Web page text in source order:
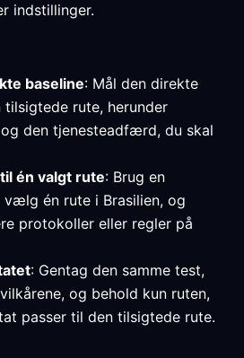
indstillinger.
baseline: Mål den direkte
rute, herunder
den tjenesteadfærd, du skal
én valgt rute: Brug en
én rute i Brasilien, og
protokoller eller regler på
: Gentag den samme test,
og behold kun ruten,
passer til den tilsigtede rute.